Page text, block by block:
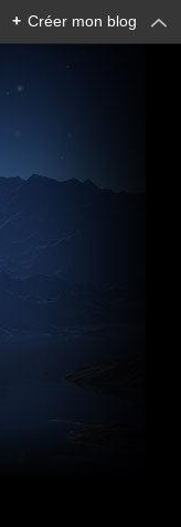
+ Créer mon blog